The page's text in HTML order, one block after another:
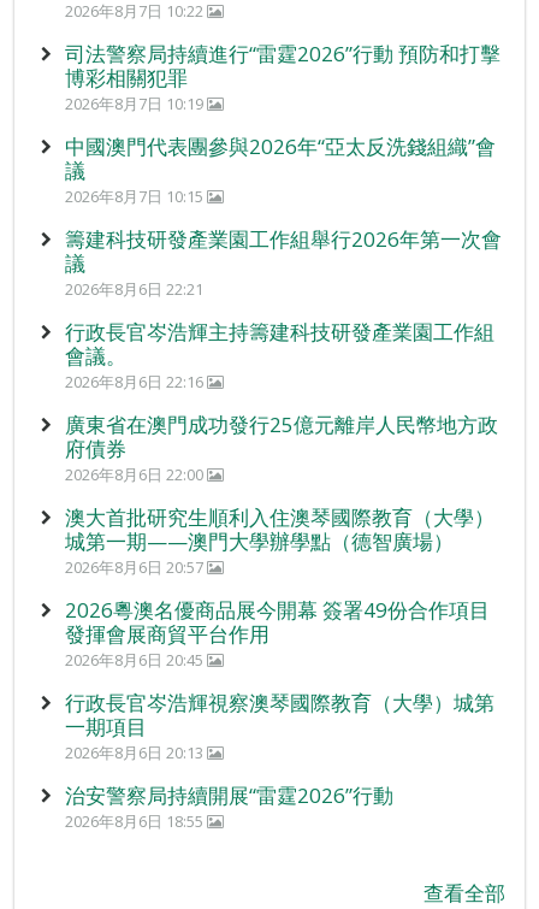
2026年8月7日 10:22
司法警察局持續進行“雷霆2026”行動 預防和打擊
博彩相關犯罪
2026年8月7日 10:19
中國澳門代表團參與2026年“亞太反洗錢組織”會
議
2026年8月7日 10:15
籌建科技研發產業園工作組舉行2026年第一次會
議
2026年8月6日 22:21
行政長官岑浩輝主持籌建科技研發產業園工作組
會議。
2026年8月6日 22:16
廣東省在澳門成功發行25億元離岸人民幣地方政
府債券
2026年8月6日 22:00
澳大首批研究生順利入住澳琴國際教育（大學）
城第一期——澳門大學辦學點（德智廣場）
2026年8月6日 20:57
2026粵澳名優商品展今開幕 簽署49份合作項目
發揮會展商貿平台作用
2026年8月6日 20:45
行政長官岑浩輝視察澳琴國際教育（大學）城第
一期項目
2026年8月6日 20:13
治安警察局持續開展“雷霆2026”行動
2026年8月6日 18:55
查看全部